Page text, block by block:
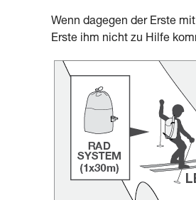
Wenn dagegen der Erste
Erste ihm nicht zu Hilfe